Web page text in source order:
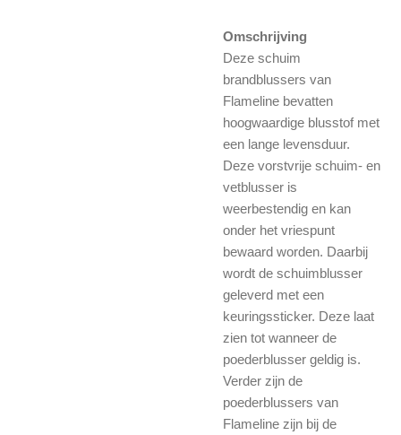
Omschrijving
Deze schuim
brandblussers van
Flameline bevatten
hoogwaardige blusstof met
een lange levensduur.
Deze vorstvrije schuim- en
vetblusser is
weerbestendig en kan
onder het vriespunt
bewaard worden. Daarbij
wordt de schuimblusser
geleverd met een
keuringssticker. Deze laat
zien tot wanneer de
poederblusser geldig is.
Verder zijn de
poederblussers van
Flameline zijn bij de